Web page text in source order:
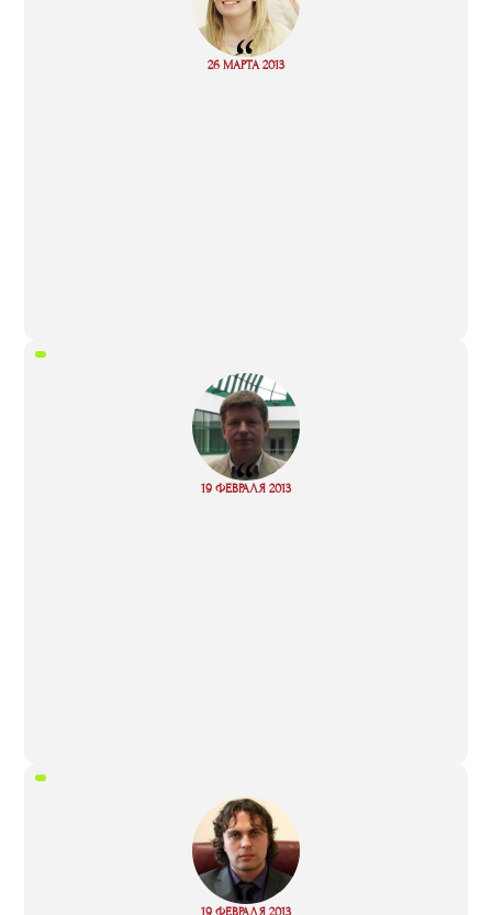
“
26 МАРТА 2013
Read
“
19 ФЕВРАЛЯ 2013
Read
19 ФЕВРАЛЯ 2013
Read